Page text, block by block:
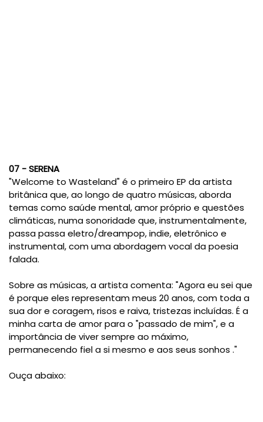
07 - SERENA
"Welcome to Wasteland" é o primeiro EP da artista
britânica que, ao longo de quatro músicas, aborda
temas como saúde mental, amor próprio e questões
climáticas, numa sonoridade que, instrumentalmente,
passa passa eletro/dreampop, indie, eletrônico e
instrumental, com uma abordagem vocal da poesia
falada.
Sobre as músicas, a artista comenta: "Agora eu sei que
é porque eles representam meus 20 anos, com toda a
sua dor e coragem, risos e raiva, tristezas incluídas. É a
minha carta de amor para o "passado de mim", e a
importância de viver sempre ao máximo,
permanecendo fiel a si mesmo e aos seus sonhos ."
Ouça abaixo: